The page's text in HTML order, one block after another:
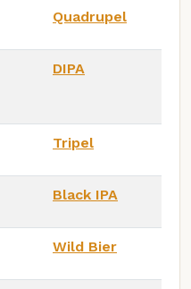
Quadrupel
DIPA
Tripel
Black IPA
Wild Bier